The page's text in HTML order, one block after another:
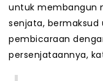
untuk membangun
senjata,
pembicaraan
persenjataannya,